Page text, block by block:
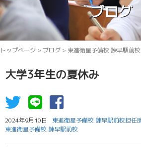
ブログ
トップページ > ブログ > 東進衛星予備校 諫早駅前校
大学3年生の夏休み
2024年9月10日
東進衛星予備校 諫早駅前校担任
東進衛星予備校 諫早駅前校